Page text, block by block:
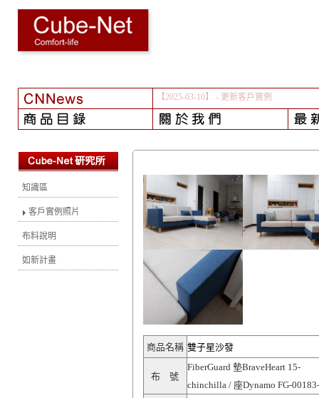
【2025-03-10】 - 更新客戶實例
知識區
客戶實例照片
布料說明
如新計畫
商品名稱 雙子星沙發
布 號
FiberGuard 墊BraveHeart 15-
chinchilla / 座Dynamo FG-